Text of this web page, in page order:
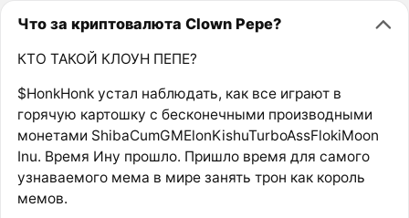
Что за криптовалюта Clown Pepe?
КТО ТАКОЙ КЛОУН ПЕПЕ?
$HonkHonk устал наблюдать, как все играют в
горячую картошку с бесконечными производными
монетами ShibaCumGMElonKishuTurboAssFlokiMoon
Inu. Время Ину прошло. Пришло время для самого
узнаваемого мема в мире занять трон как король
мемов.